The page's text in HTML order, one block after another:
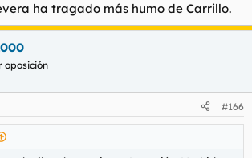
ha tragado más humo de Carrillo.
oposición
#166